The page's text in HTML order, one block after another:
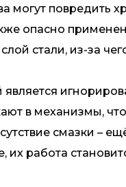
могут повредить
опасно
стали, из-за
в механизмы,
смазки –
их работа